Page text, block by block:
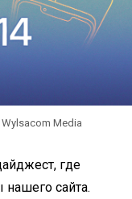
Media
где
сайта.